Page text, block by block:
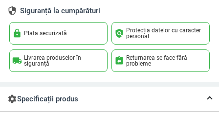
security Siguranță la cumpărături
lock Plata securizată policy Protecția datelor cu caracter
personal
local_shipping Livrarea produselor în
siguranță
assignment_return Returnarea se face fără
probleme
settingsSpecificații produs